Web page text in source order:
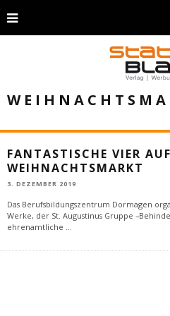
FANTASTISCHE VIER
WEIHNACHTSMARKT
3. DEZEMBER 2019
Das Berufsbildungszentrum Dormagen
Werke, der St. Augustinus Gruppe
ehrenamtliche ...